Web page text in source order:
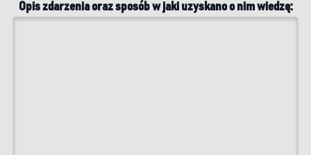
Opis zdarzenia oraz sposób w jaki uzyskano o nim wiedzę: